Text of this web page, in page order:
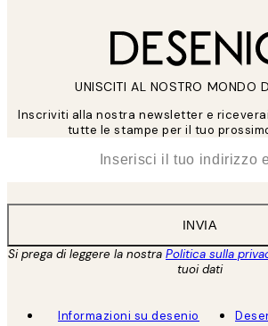
UNISCITI AL NOSTRO MONDO
Inscriviti alla nostra newsletter e
tutte le stampe per il tuo
INVIA
Si prega di leggere la nostra Politica sulla
tuoi dati
Informazioni su desenio